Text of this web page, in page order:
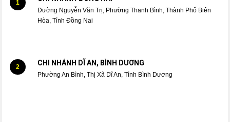
1
Đường Nguyễn Văn Trị, Phường Thanh Bình, Thành Phố Biên
Hòa, Tỉnh Đồng Nai
2 CHI NHÁNH DĨ AN, BÌNH DƯƠNG
Phường An Bình, Thị Xã Dĩ An, Tỉnh Bình Dương